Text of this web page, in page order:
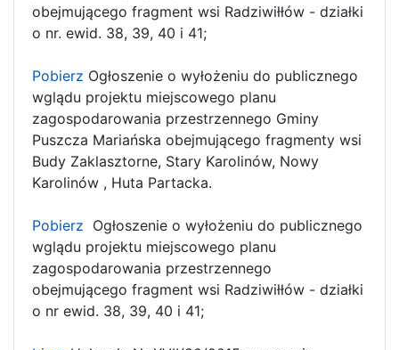
obejmującego fragment wsi Radziwiłłów - działki
o nr. ewid. 38, 39, 40 i 41;
Pobierz Ogłoszenie o wyłożeniu do publicznego
wglądu projektu miejscowego planu
zagospodarowania przestrzennego Gminy
Puszcza Mariańska obejmującego fragmenty wsi
Budy Zaklasztorne, Stary Karolinów, Nowy
Karolinów , Huta Partacka.
Pobierz Ogłoszenie o wyłożeniu do publicznego
wglądu projektu miejscowego planu
zagospodarowania przestrzennego
obejmującego fragment wsi Radziwiłłów - działki
o nr ewid. 38, 39, 40 i 41;